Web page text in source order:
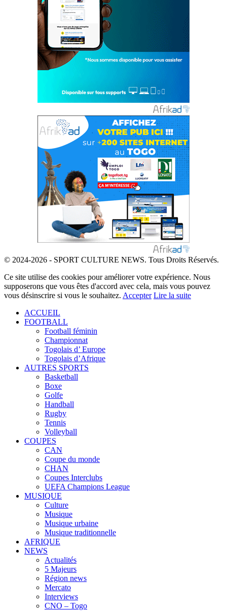
© 2024-2026 - SPORT CULTURE NEWS. Tous Droits Réservés.
Ce site utilise des cookies pour améliorer votre expérience. Nous
supposerons que vous êtes d'accord avec cela, mais vous pouvez
vous désinscrire si vous le souhaitez. Accepter Lire la suite
ACCUEIL
FOOTBALL
Football féminin
Championnat
Togolais d’ Europe
Togolais d’Afrique
AUTRES SPORTS
Basketball
Boxe
Golfe
Handball
Rugby
Tennis
Volleyball
COUPES
CAN
Coupe du monde
CHAN
Coupes Interclubs
UEFA Champions League
MUSIQUE
Culture
Musique
Musique urbaine
Musique traditionnelle
AFRIQUE
NEWS
Actualités
5 Majeurs
Région news
Mercato
Interviews
CNO – Togo